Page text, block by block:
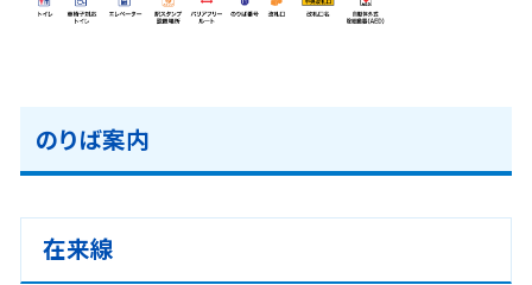
のりば案内
在来線